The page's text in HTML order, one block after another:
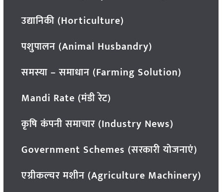
उद्यानिकी (Horticulture)
पशुपालन (Animal Husbandry)
समस्या – समाधान (Farming Solution)
Mandi Rate (मंडी रेट)
कृषि कंपनी समाचार (Industry News)
Government Schemes (सरकारी योजनाएं)
एग्रीकल्चर मशीन (Agriculture Machinery)